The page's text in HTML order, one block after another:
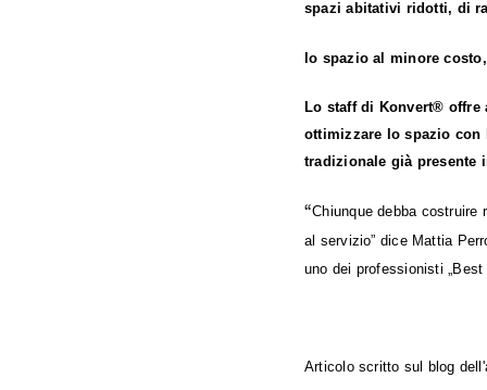
spazi abitativi ridotti, di
lo spazio al minore
Lo staff di Konvert® offre
ottimizzare lo spazio con
tradizionale già presente
“Chiunque debba
al servizio” dice Mattia
uno dei professionisti
Articolo scritto sul blog